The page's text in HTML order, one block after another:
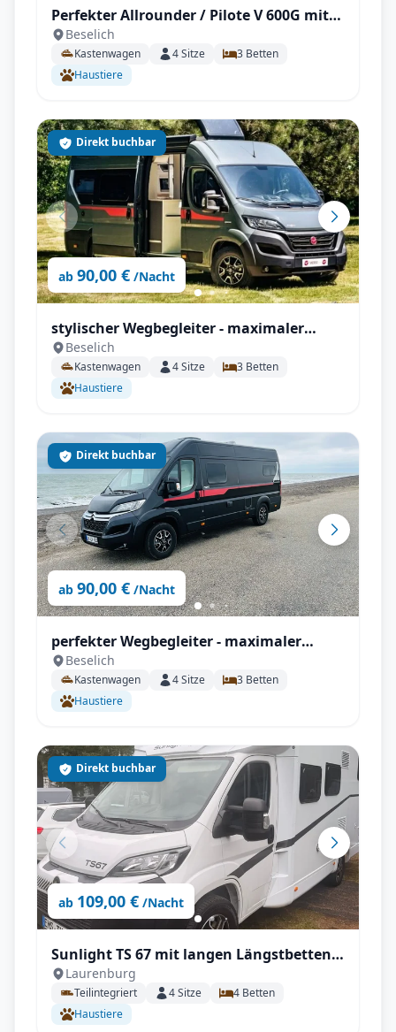
Perfekter Allrounder / Pilote V 600G mit
Solar unter 6m!
Beselich
Kastenwagen 4Sitze 3 Betten
Haustiere
ab 90,00 € /Nacht
Direkt buchbar
stylischer Wegbegleiter - maximaler
Komfort - Pilote V 630 J X-Edition
Beselich
Kastenwagen 4Sitze 3 Betten
Haustiere
ab 90,00 € /Nacht
Direkt buchbar
perfekter Wegbegleiter - maximaler
Komfort V 630 J X-Edition
Beselich
Kastenwagen 4Sitze 3 Betten
Haustiere
ab 109,00 € /Nacht
Direkt buchbar
Sunlight TS 67 mit langen Längstbetten
und voll Autrak, Automatik
Laurenburg
Teilintegriert 4Sitze 4 Betten
Haustiere